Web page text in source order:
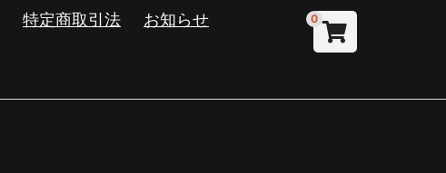
0
特定商取引法
お知らせ